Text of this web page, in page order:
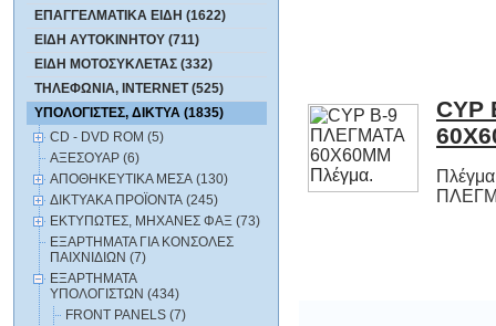
ΕΠΑΓΓΕΛΜΑΤΙΚΑ ΕΙΔΗ (1622)
ΕΙΔΗ ΑΥΤΟΚΙΝΗΤΟΥ (711)
ΕΙΔΗ ΜΟΤΟΣΥΚΛΕΤΑΣ (332)
ΤΗΛΕΦΩΝΙΑ, INTERNET (525)
ΥΠΟΛΟΓΙΣΤΕΣ, ΔΙΚΤΥΑ (1835)
CD - DVD ROM (5)
ΑΞΕΣΟΥΑΡ (6)
ΑΠΟΘΗΚΕΥΤΙΚΑ ΜΕΣΑ (130)
ΔΙΚΤΥΑΚΑ ΠΡΟΪΟΝΤΑ (245)
ΕΚΤΥΠΩΤΕΣ, ΜΗΧΑΝΕΣ ΦΑΞ (73)
ΕΞΑΡΤΗΜΑΤΑ ΓΙΑ ΚΟΝΣΟΛΕΣ
ΠΑΙΧΝΙΔΙΩΝ (7)
ΕΞΑΡΤΗΜΑΤΑ
ΥΠΟΛΟΓΙΣΤΩΝ (434)
FRONT PANELS (7)
CYP